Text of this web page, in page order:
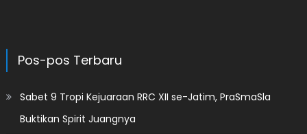
Pos-pos Terbaru
Sabet 9 Tropi Kejuaraan RRC XII se-Jatim, PraSmaSla
Buktikan Spirit Juangnya